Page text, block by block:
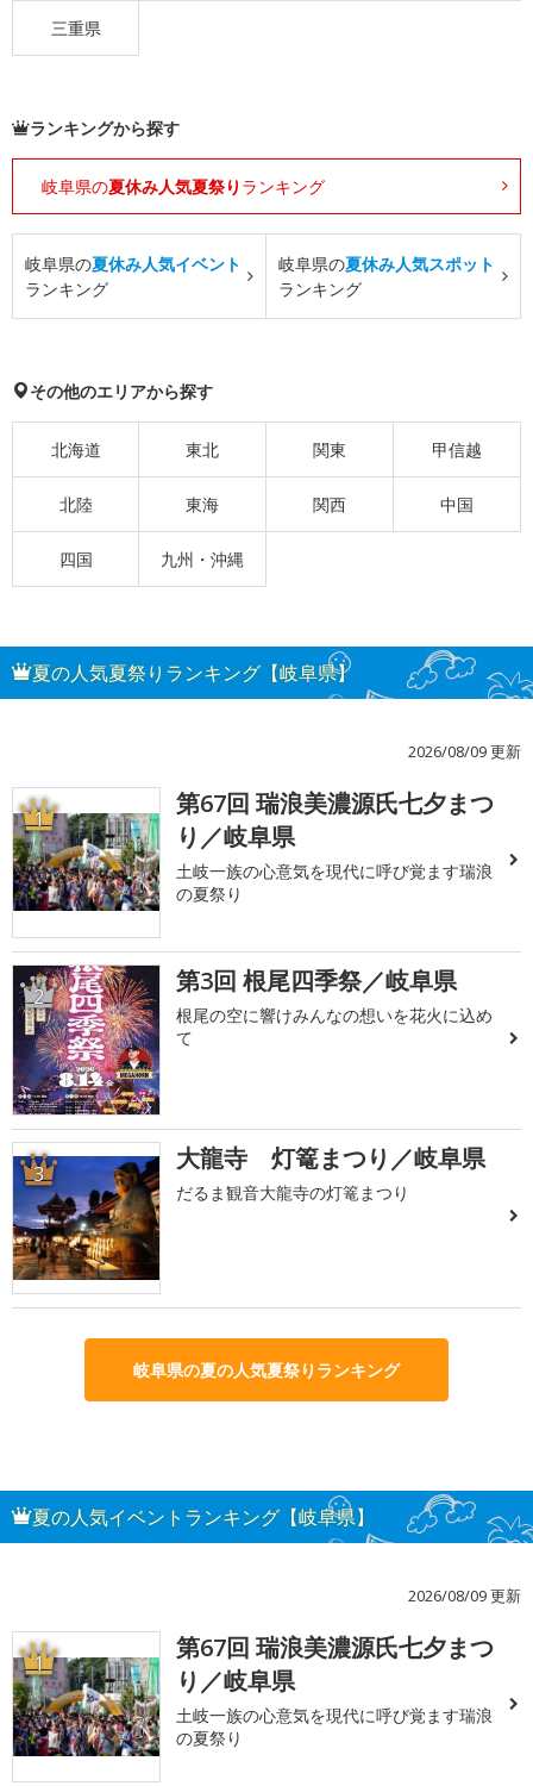
三重県
ランキングから探す
岐阜県の夏休み人気夏祭り ランキング
岐阜県の夏休み人気イベント
ランキング
岐阜県の夏休み人気スポット
ランキング
その他のエリアから探す
北海道 東北 関東 甲信越
北陸 東海 関西 中国
四国 九州・沖縄
夏の人気夏祭りランキング【岐阜県】
2026/08/09 更新
1
第67回 瑞浪美濃源氏七夕まつ
り／岐阜県
土岐一族の心意気を現代に呼び覚ます瑞浪
の夏祭り
2 第3回 根尾四季祭／岐阜県
根尾の空に響けみんなの想いを花火に込め
て
3 大龍寺 灯篭まつり／岐阜県
だるま観音大龍寺の灯篭まつり
岐阜県の夏の人気夏祭りランキング
夏の人気イベントランキング【岐阜県】
2026/08/09 更新
1
第67回 瑞浪美濃源氏七夕まつ
り／岐阜県
土岐一族の心意気を現代に呼び覚ます瑞浪
の夏祭り